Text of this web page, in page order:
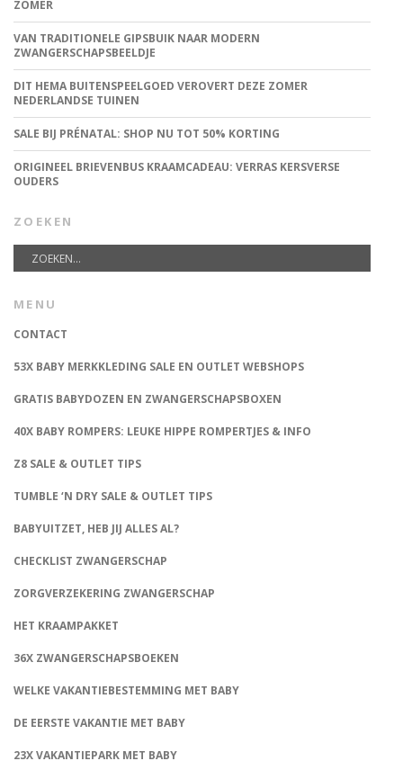
ZOMER
VAN TRADITIONELE GIPSBUIK NAAR MODERN
ZWANGERSCHAPSBEELDJE
DIT HEMA BUITENSPEELGOED VEROVERT DEZE ZOMER
NEDERLANDSE TUINEN
SALE BIJ PRÉNATAL: SHOP NU TOT 50% KORTING
ORIGINEEL BRIEVENBUS KRAAMCADEAU: VERRAS KERSVERSE
OUDERS
ZOEKEN
MENU
CONTACT
53X BABY MERKKLEDING SALE EN OUTLET WEBSHOPS
GRATIS BABYDOZEN EN ZWANGERSCHAPSBOXEN
40X BABY ROMPERS: LEUKE HIPPE ROMPERTJES & INFO
Z8 SALE & OUTLET TIPS
TUMBLE ‘N DRY SALE & OUTLET TIPS
BABYUITZET, HEB JIJ ALLES AL?
CHECKLIST ZWANGERSCHAP
ZORGVERZEKERING ZWANGERSCHAP
HET KRAAMPAKKET
36X ZWANGERSCHAPSBOEKEN
WELKE VAKANTIEBESTEMMING MET BABY
DE EERSTE VAKANTIE MET BABY
23X VAKANTIEPARK MET BABY